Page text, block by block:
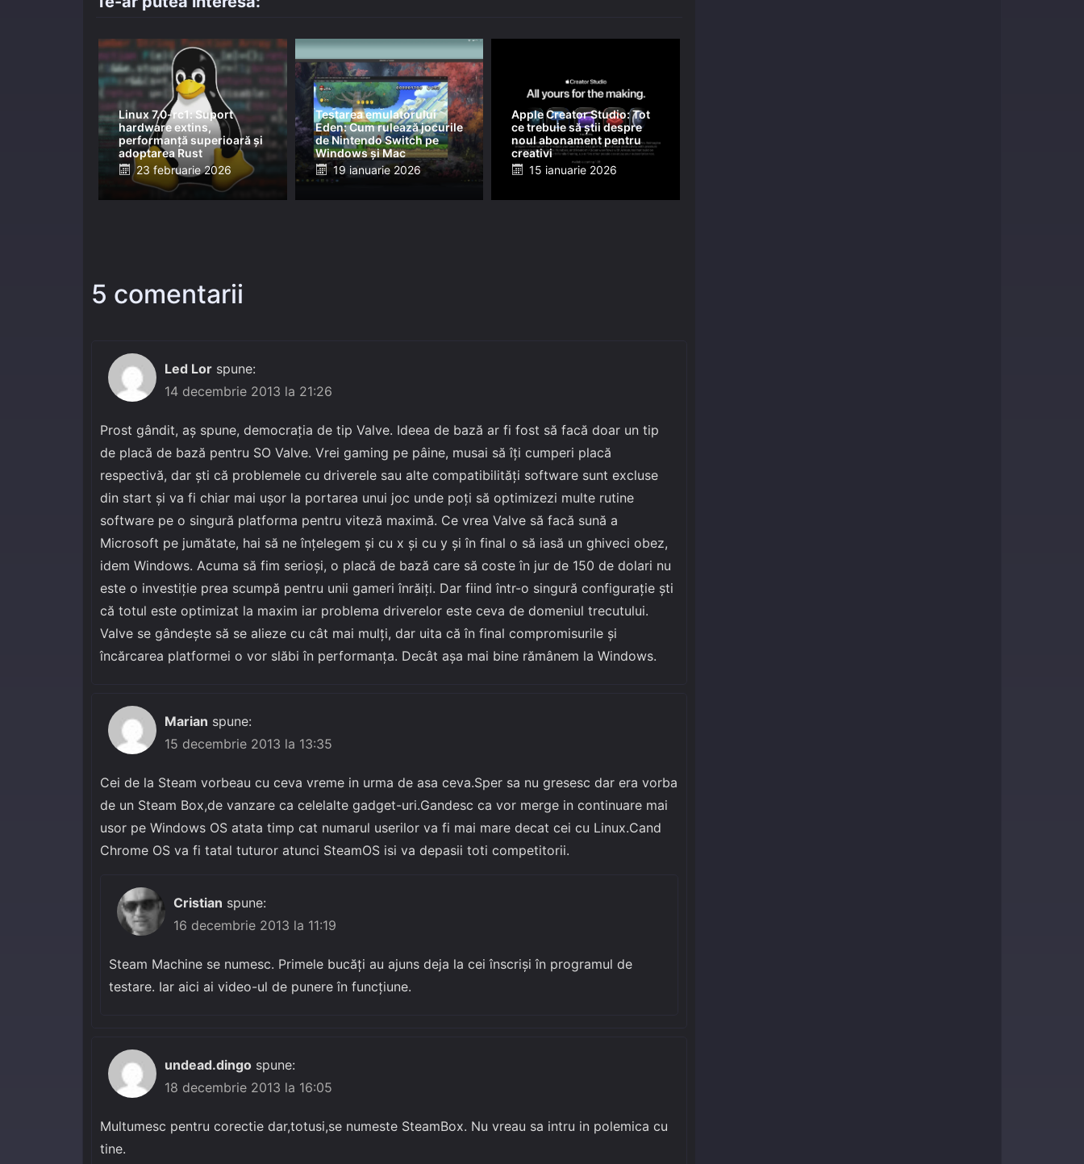
Linux 7.0-rc1: Suport
hardware extins,
performanță superioară și
adoptarea Rust
Posted
on
23 februarie 2026
Testarea emulatorului
Eden: Cum rulează jocurile
de Nintendo Switch pe
Windows și Mac
Posted
19 ianuarie 2026
Apple Creator Studio: Tot
ce trebuie să știi despre
noul abonament pentru
creativi
Posted
15 ianuarie 2026
5 comentarii
Led Lor spune:
14 decembrie 2013 la 21:26
Prost gândit, aş spune, democraţia de tip Valve. Ideea de bază ar fi fost să facă doar un tip
de placă de bază pentru SO Valve. Vrei gaming pe pâine, musai să îţi cumperi placă
respectivă, dar şti că problemele cu driverele sau alte compatibilităţi software sunt excluse
din start şi va fi chiar mai uşor la portarea unui joc unde poţi să optimizezi multe rutine
software pe o singură platforma pentru viteză maximă. Ce vrea Valve să facă sună a
Microsoft pe jumătate, hai să ne înţelegem şi cu x şi cu y şi în final o să iasă un ghiveci obez,
idem Windows. Acuma să fim serioşi, o placă de bază care să coste în jur de 150 de dolari nu
este o investiţie prea scumpă pentru unii gameri înrăiţi. Dar fiind într-o singură configuraţie şti
că totul este optimizat la maxim iar problema driverelor este ceva de domeniul trecutului.
Valve se gândeşte să se alieze cu cât mai mulţi, dar uita că în final compromisurile şi
încărcarea platformei o vor slăbi în performanţa. Decât aşa mai bine rămânem la Windows.
Marian spune:
15 decembrie 2013 la 13:35
Cei de la Steam vorbeau cu ceva vreme in urma de asa ceva.Sper sa nu gresesc dar era vorba
de un Steam Box,de vanzare ca celelalte gadget-uri.Gandesc ca vor merge in continuare mai
usor pe Windows OS atata timp cat numarul userilor va fi mai mare decat cei cu Linux.Cand
Chrome OS va fi tatal tuturor atunci SteamOS isi va depasii toti competitorii.
Cristian spune:
16 decembrie 2013 la 11:19
Steam Machine se numesc. Primele bucăți au ajuns deja la cei înscriși în programul de
testare. Iar aici ai video-ul de punere în funcțiune.
undead.dingo spune:
18 decembrie 2013 la 16:05
Multumesc pentru corectie dar,totusi,se numeste SteamBox. Nu vreau sa intru in polemica cu
tine.